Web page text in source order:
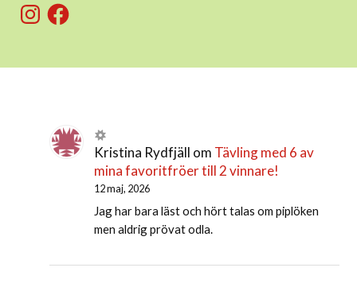
InstagramFacebook
Kristina Rydfjäll om Tävling med 6 av
mina favoritfröer till 2 vinnare!
12 maj, 2026
Jag har bara läst och hört talas om piplöken
men aldrig prövat odla.